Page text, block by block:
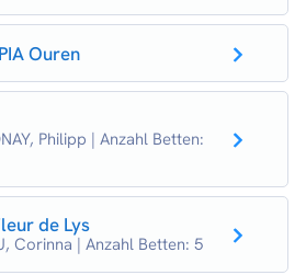
Ouren
Philipp | Anzahl Betten:
de Lys
Corinna | Anzahl Betten: 5